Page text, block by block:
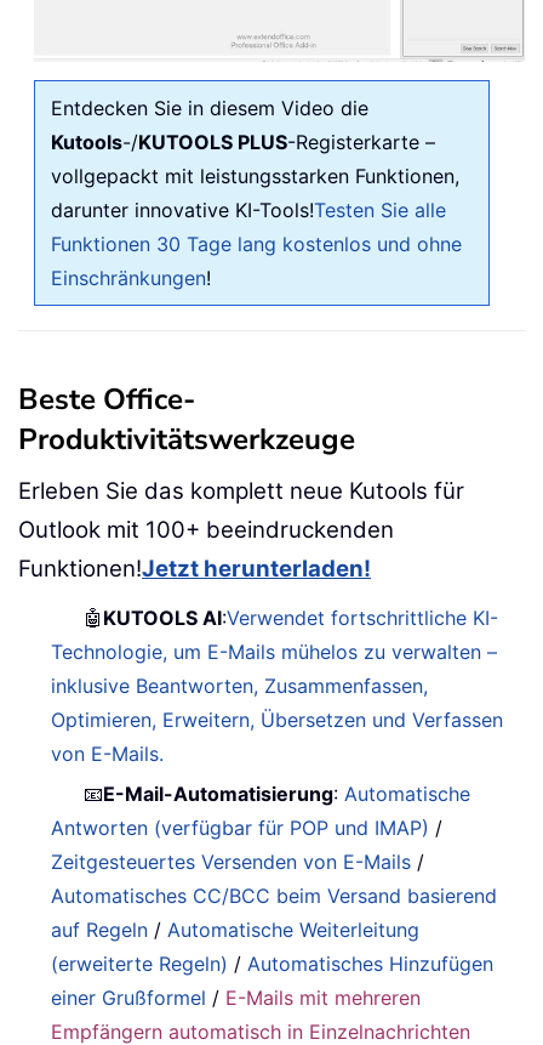
Entdecken Sie in diesem Video die
Kutools-/KUTOOLS PLUS-Registerkarte –
vollgepackt mit leistungsstarken Funktionen,
darunter innovative KI-Tools!Testen Sie alle
Funktionen 30 Tage lang kostenlos und ohne
Einschränkungen!
Beste Office-
Produktivitätswerkzeuge
Erleben Sie das komplett neue Kutools für
Outlook mit 100+ beeindruckenden
Funktionen!Jetzt herunterladen!
🤖 KUTOOLS AI:Verwendet fortschrittliche KI-
Technologie, um E-Mails mühelos zu verwalten –
inklusive Beantworten, Zusammenfassen,
Optimieren, Erweitern, Übersetzen und Verfassen
von E-Mails.
📧E-Mail-Automatisierung: Automatische
Antworten (verfügbar für POP und IMAP) /
Zeitgesteuertes Versenden von E-Mails /
Automatisches CC/BCC beim Versand basierend
auf Regeln / Automatische Weiterleitung
(erweiterte Regeln) / Automatisches Hinzufügen
einer Grußformel / E-Mails mit mehreren
Empfängern automatisch in Einzelnachrichten